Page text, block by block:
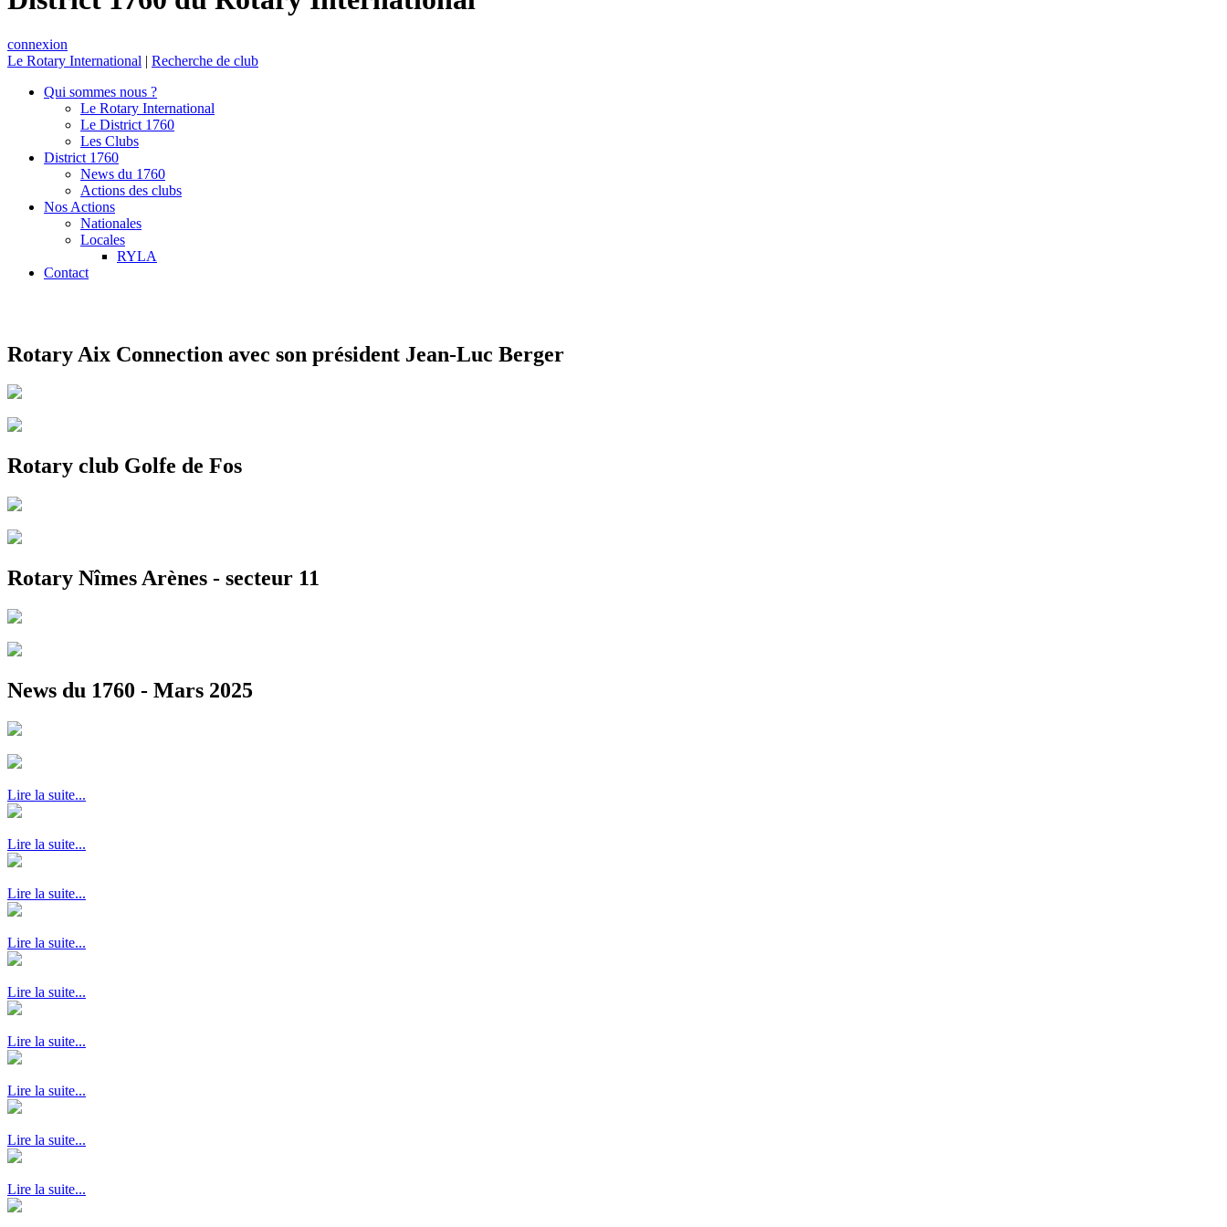
connexion
Le Rotary International | Recherche de club
Qui sommes nous ?
Le Rotary International
Le District 1760
Les Clubs
District 1760
News du 1760
Actions des clubs
Nos Actions
Nationales
Locales
RYLA
Contact
Rotary Aix Connection avec son président Jean-Luc Berger
Rotary club Golfe de Fos
Rotary Nîmes Arènes - secteur 11
News du 1760 - Mars 2025
Lire la suite...
Lire la suite...
Lire la suite...
Lire la suite...
Lire la suite...
Lire la suite...
Lire la suite...
Lire la suite...
Lire la suite...